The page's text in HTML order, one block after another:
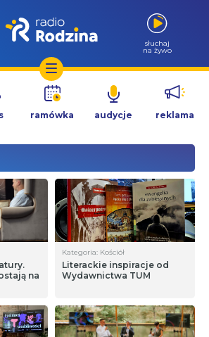
słuchaj
na żywo
ramówka audycje reklama
na
Kategoria: Kościół
Literackie inspiracje od
Wydawnictwa TUM